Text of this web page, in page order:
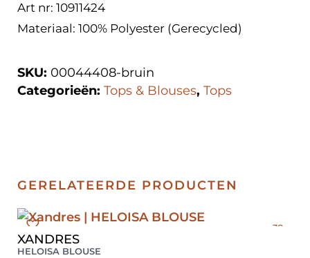
Art nr: 10911424
Materiaal: 100% Polyester (Gerecycled)
SKU: 00044408-bruin
Categorieën: Tops & Blouses, Tops
GERELATEERDE PRODUCTEN
XANDRES
HELOISA BLOUSE
38